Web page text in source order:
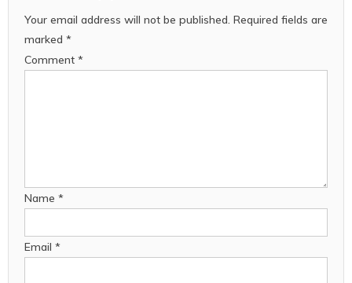
Your email address will not be published. Required fields are
marked *
Comment *
Name *
Email *